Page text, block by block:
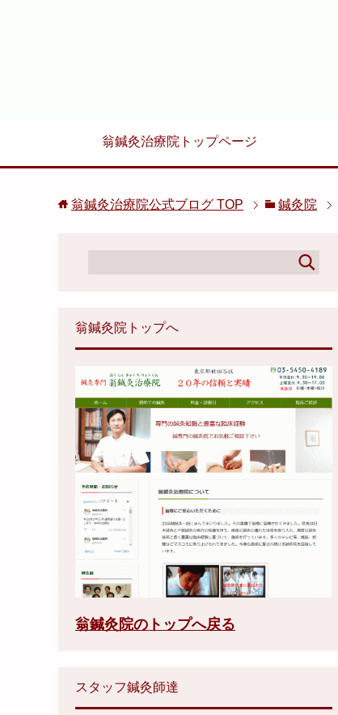
翁鍼灸治療院トップページ
翁鍼灸治療院公式ブログ TOP 鍼灸院
翁鍼灸院トップへ
翁鍼灸院のトップへ戻る
スタッフ鍼灸師達